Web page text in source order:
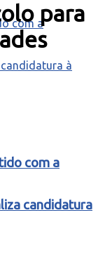
com a
candidatura
para